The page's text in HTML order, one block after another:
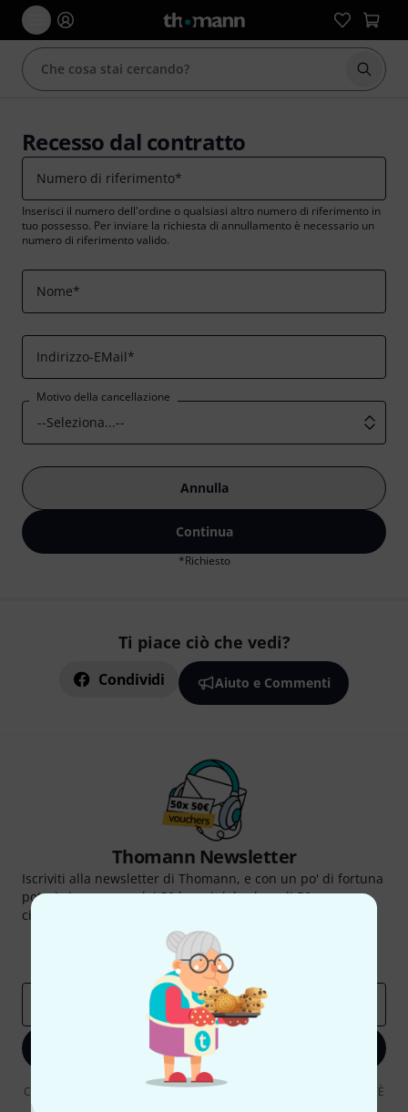
Recesso dal contratto
Numero di riferimento*
Inserisci il numero dell'ordine o qualsiasi altro numero di riferimento in
tuo possesso. Per inviare la richiesta di annullamento è necessario un
numero di riferimento valido.
Nome*
Indirizzo-EMail*
Motivo della cancellazione
Annulla
Continua
*Richiesto
Ti piace ciò che vedi?
Condividi Aiuto e Commenti
Thomann Newsletter
Iscriviti alla newsletter di Thomann, e con un po' di fortuna
potrai vincere uno dei 50 buoni del valore di 50 euro
ciascuno!
Contributi d'ispirazione
Approfondimenti Thomann
Iscriviti ora
Cliccando su "Iscriviti ora", lei accetta di ricevere pubblicità via e-mail. È